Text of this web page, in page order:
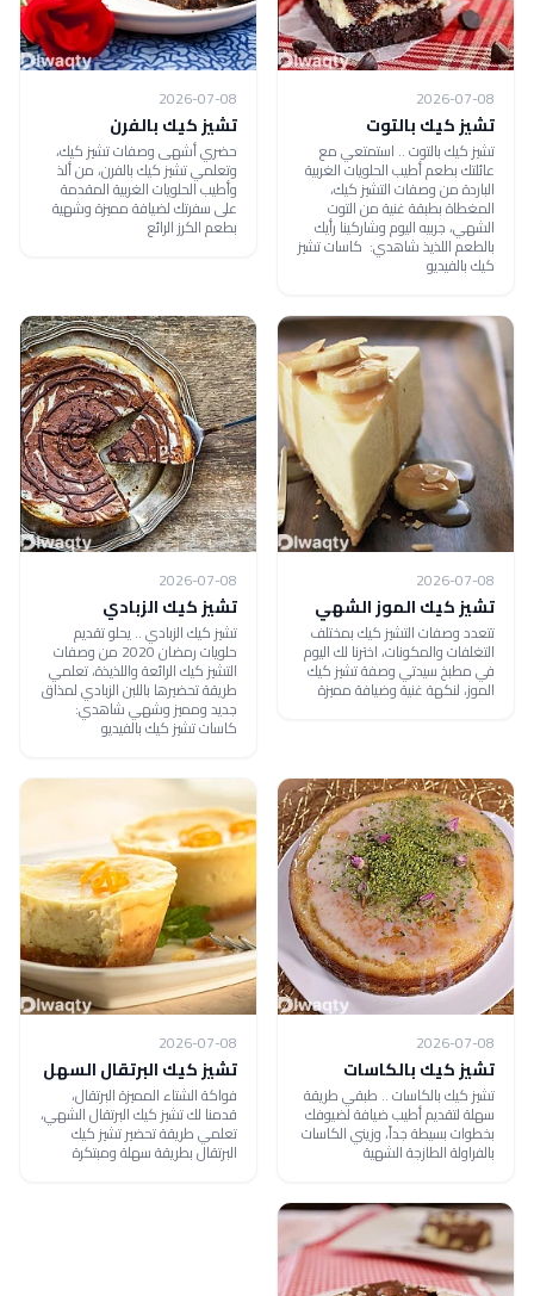
2026-07-08
تشيز كيك بالتوت
تشيز كيك بالتوت .. استمتعي مع
عائلتك بطعم أطيب الحلويات الغربية
الباردة من وصفات التشيز كيك،
المغطاة بطبقة غنية من التوت
الشهي، جربيه اليوم وشاركينا رأيك
بالطعم اللذيذ شاهدي: كاسات تشيز
كيك بالفيديو
2026-07-08
تشيز كيك بالفرن
حضري أشهى وصفات تشيز كيك،
وتعلمي تشيز كيك بالفرن، من ألذ
وأطيب الحلويات الغربية المقدمة
على سفرتك لضيافة مميزة وشهية
بطعم الكرز الرائع
2026-07-08
تشيز كيك الموز الشهي
تتعدد وصفات التشيز كيك بمختلف
التغلفات والمكونات، اخترنا لك اليوم
في مطبخ سيدتي وصفة تشيز كيك
الموز، لنكهة غنية وضيافة مميزة
2026-07-08
تشيز كيك الزبادي
تشيز كيك الزبادي .. يحلو تقديم
حلويات رمضان 2020 من وصفات
التشيز كيك الرائعة واللذيذة، تعلمي
طريقة تحضيرها باللبن الزبادي لمذاق
جديد ومميز وشهي شاهدي:
كاسات تشيز كيك بالفيديو
2026-07-08
تشيز كيك بالكاسات
تشيز كيك بالكاسات .. طبقي طريقة
سهلة لتقديم أطيب ضيافة لضيوفك
بخطوات بسيطة جداً، وزيني الكاسات
بالفراولة الطازجة الشهية
2026-07-08
تشيز كيك البرتقال السهل
فواكة الشتاء المميزة البرتقال،
قدمنا لك تشيز كيك البرتقال الشهي،
تعلمي طريقة تحضير تشيز كيك
البرتقال بطريقة سهلة ومبتكرة